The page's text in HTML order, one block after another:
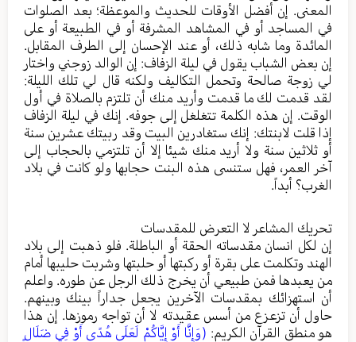
المعنى. إن أفضل الأوقات للحديث والموعظة؛ بعد الصلوات
في المساجد أو في المشاهد المشرفة أو في الطبيعة أو على
المائدة وما شابه ذلك، أو عند الإحسان إلى الطرف المقابل.
إن بعض الشباب يقول في ليلة الزفاف: إن الوالد زوجني واختار
لي زوجة صالحة وتحمل التكاليف ولكنه قال لي تلك الليلة:
لقد قدمت لك ما قدمت وأريد منك أن تلتزم بالصلاة في أول
الوقت. إن هذه الكلمة تتغلغل إلى جوفه. إنك في ليلة الزفاف
إذا قلت لابنتك: إنك ستغادرين البيت وقد ربيتك عشرين سنة
أو ثلاثين سنة ولا أريد منك شيئا إلا أن تلتزمي بالحجاب إلى
آخر العمر، فهل ستنسى هذه البنت حجابها ولو كانت في بلاد
الغرب؟ أبداً.
تحريك المشاعر لا التعرض للمقدسات
إن لكل انسان مقدساته الحقة أو الباطلة. فلو ذهبت إلى بلاد
الهند وتكلمت على بقرة أو ركبتها أو حلبتها وشربت حليبها أمام
من يعبدها فمن طبيعي أن يخرج ذلك الرجل عن طوره. واعلم
أن استهزائك بمقدسات الآخرين يجعل جداراً بينك وبينهم.
حاول أن تزعزع من أسس عقيدته لا أن تواجه رموزها. إن هذا
هو منطق القرآن الكريم: (وَإِنَّا أَوْ إِيَّاكُمْ لَعَلَى هُدًى أَوْ فِي ضَلَالٍ